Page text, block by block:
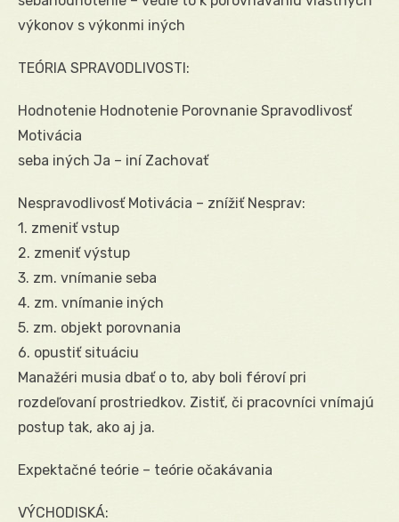
výkonov s výkonmi iných
TEÓRIA SPRAVODLIVOSTI:
Hodnotenie Hodnotenie Porovnanie Spravodlivosť
Motivácia
seba iných Ja – iní Zachovať
Nespravodlivosť Motivácia – znížiť Nesprav:
1. zmeniť vstup
2. zmeniť výstup
3. zm. vnímanie seba
4. zm. vnímanie iných
5. zm. objekt porovnania
6. opustiť situáciu
Manažéri musia dbať o to, aby boli féroví pri
rozdeľovaní prostriedkov. Zistiť, či pracovníci vnímajú
postup tak, ako aj ja.
Expektačné teórie – teórie očakávania
VÝCHODISKÁ: